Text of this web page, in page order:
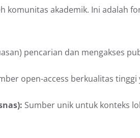
komunitas akademik. Ini adalah
pencarian dan mengakses
open-access berkualitas
Sumber unik untuk konteks